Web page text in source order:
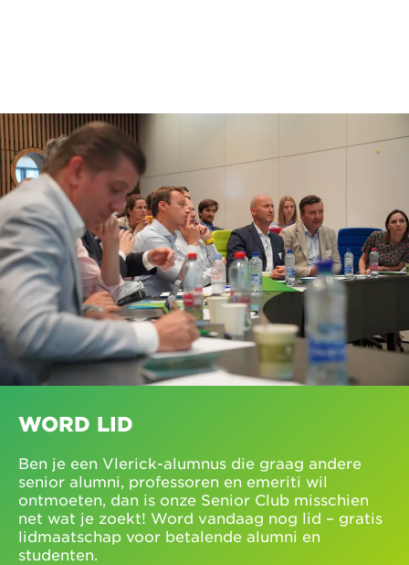
WORD LID
Ben je een Vlerick-alumnus die graag andere
senior alumni, professoren en emeriti wil
ontmoeten, dan is onze Senior Club misschien
net wat je zoekt! Word vandaag nog lid – gratis
lidmaatschap voor betalende alumni en
studenten.